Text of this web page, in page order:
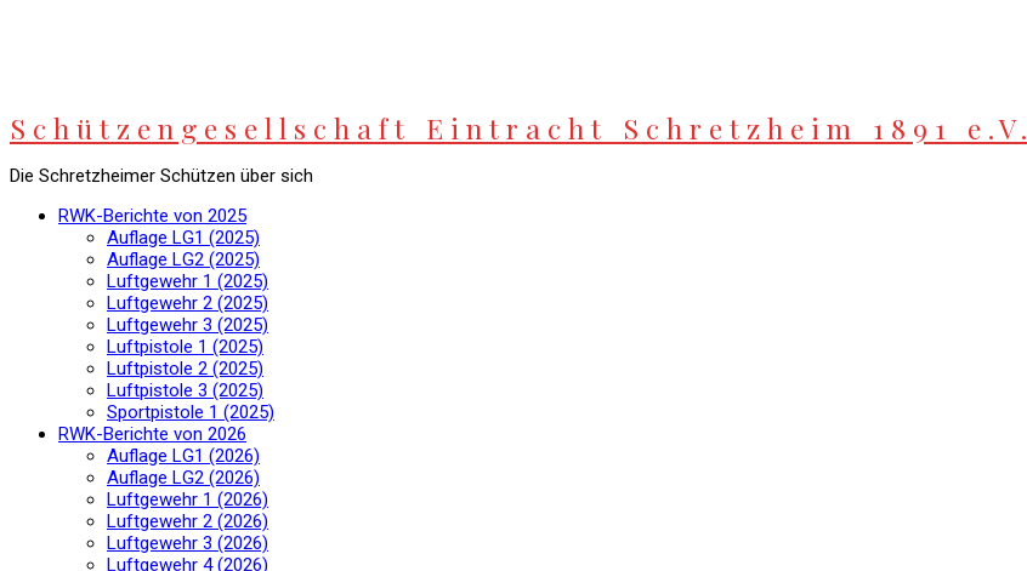
Schützengesellschaft Eintracht Schretzheim 1891 e.V.
Die Schretzheimer Schützen über sich
RWK-Berichte von 2025
Auflage LG1 (2025)
Auflage LG2 (2025)
Luftgewehr 1 (2025)
Luftgewehr 2 (2025)
Luftgewehr 3 (2025)
Luftpistole 1 (2025)
Luftpistole 2 (2025)
Luftpistole 3 (2025)
Sportpistole 1 (2025)
RWK-Berichte von 2026
Auflage LG1 (2026)
Auflage LG2 (2026)
Luftgewehr 1 (2026)
Luftgewehr 2 (2026)
Luftgewehr 3 (2026)
Luftgewehr 4 (2026)